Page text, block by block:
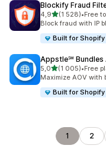
Blockify Fraud
4,9/ 5 tähteä
(1 528)
1528 arvostelua
•Free
Block fraud with IP
Built for Shopify
Appstle℠ Bundles
5,0/ 5 tähteä
(1 005)
1005 arvostelua
•Free
Maximize AOV with
Built for Shopify
1 2